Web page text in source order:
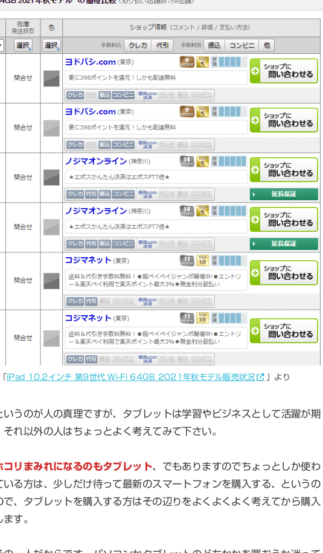
iPad 10.2インチ 第9世代 Wi-Fi 64GB 2021年秋モデル販売状況 」より
いうのが人の真理ですが、タブレットは学習やビジネスとして活躍が期
れ以外の人はちょっとよく考えてみて下さい。
リまみれになるのもタブレット、でもありますのでちょっとしか使わ
る方は、少しだけ待って最新のスマートフォンを購入する、というの
、タブレットを購入する方はその辺りをよくよくよく考えてから購入
す。